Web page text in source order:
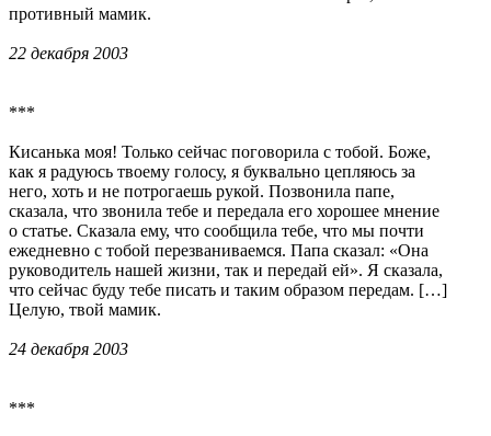
противный мамик.
22 декабря 2003
***
Кисанька моя! Только сейчас поговорила с тобой. Боже,
как я радуюсь твоему голосу, я буквально цепляюсь за
него, хоть и не потрогаешь рукой. Позвонила папе,
сказала, что звонила тебе и передала его хорошее мнение
о статье. Сказала ему, что сообщила тебе, что мы почти
ежедневно с тобой перезваниваемся. Папа сказал: «Она
руководитель нашей жизни, так и передай ей». Я сказала,
что сейчас буду тебе писать и таким образом передам. […]
Целую, твой мамик.
24 декабря 2003
***